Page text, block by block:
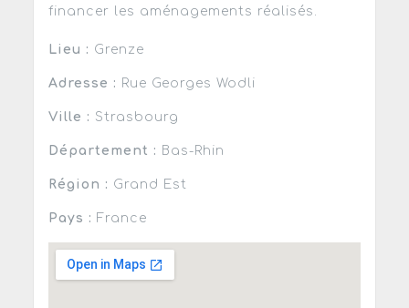
financer les aménagements réalisés.
Lieu : Grenze
Adresse : Rue Georges Wodli
Ville : Strasbourg
Département : Bas-Rhin
Région : Grand Est
Pays : France